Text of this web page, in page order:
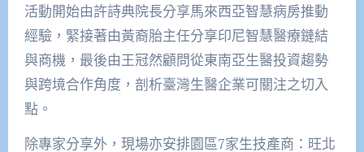
活動開始由許詩典院長分享馬來西亞智慧病房推動
經驗，緊接著由黃裔胎主任分享印尼智慧醫療鏈結
與商機，最後由王冠然顧問從東南亞生醫投資趨勢
與跨境合作角度，剖析臺灣生醫企業可關注之切入
點。
除專家分享外，現場亦安排園區7家生技產商：旺北